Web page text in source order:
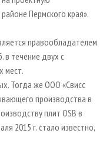
Пермского края».
правообладателем
в течение двух с
мест.
Тогда же ООО «Свисс
производства в
плит OSB в
2015 г. стало известно,